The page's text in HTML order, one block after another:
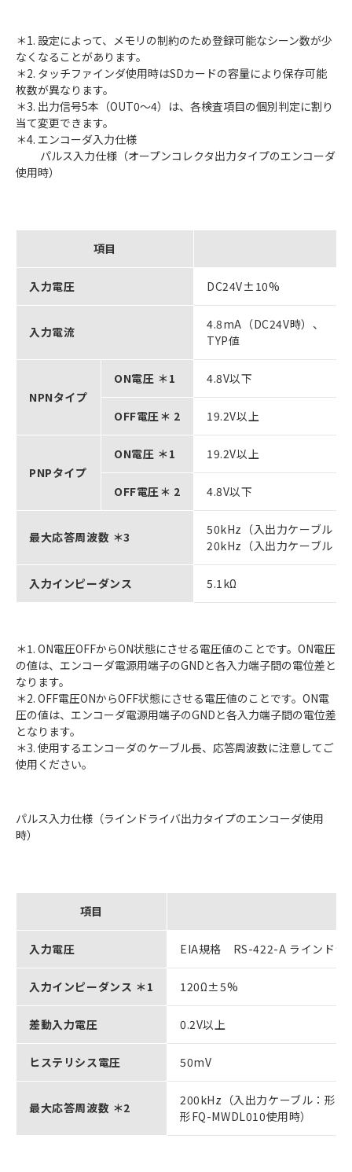
＊1. 設定によって、メモリの制約のため登録可能なシーン数が少
なくなることがあります。
＊2. タッチファインダ使用時はSDカードの容量により保存可能
枚数が異なります。
＊3. 出力信号5本（OUT0～4）は、各検査項目の個別判定に割り
当て変更できます。
＊4. エンコーダ入力仕様
パルス入力仕様（オープンコレクタ出力タイプのエンコーダ
使用時）
項目
入力電圧 DC24V±10%
入力電流
4.8mA（DC24V時）、
TYP値
NPNタイプ
ON電圧 ＊1 4.8V以下
OFF電圧＊ 2 19.2V以上
PNPタイプ
ON電圧 ＊1 19.2V以上
OFF電圧＊ 2 4.8V以下
最大応答周波数 ＊3
50kHz（入出力ケーブル：
20kHz（入出力ケーブル：
入力インピーダンス 5.1kΩ
＊1. ON電圧OFFからON状態にさせる電圧値のことです。ON電圧
の値は、エンコーダ電源用端子のGNDと各入力端子間の電位差と
なります。
＊2. OFF電圧ONからOFF状態にさせる電圧値のことです。ON電
圧の値は、エンコーダ電源用端子のGNDと各入力端子間の電位差
となります。
＊3. 使用するエンコーダのケーブル長、応答周波数に注意してご
使用ください。
パルス入力仕様（ラインドライバ出力タイプのエンコーダ使用
時）
項目
入力電圧 EIA規格 RS-422-A ラインドラ
入力インピーダンス ＊1 120Ω±5%
差動入力電圧 0.2V以上
ヒステリシス電圧 50mV
最大応答周波数 ＊2
200kHz（入出力ケーブル：形
形FQ-MWDL010使用時）